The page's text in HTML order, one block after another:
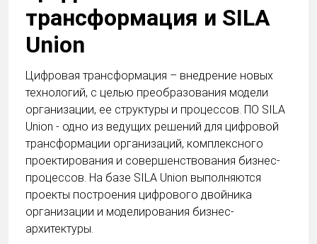
трансформация и SILA
Union
Цифровая трансформация – внедрение новых
технологий, с целью преобразования модели
организации, ее структуры и процессов. ПО SILA
Union - одно из ведущих решений для цифровой
трансформации организаций, комплексного
проектирования и совершенствования бизнес-
процессов. На базе SILA Union выполняются
проекты построения цифрового двойника
организации и моделирования бизнес-
архитектуры.